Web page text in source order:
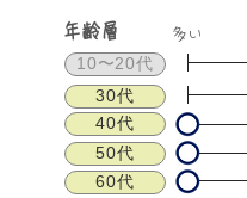
年齢層 ​多い
10〜20代
30代
40代
50代
60代